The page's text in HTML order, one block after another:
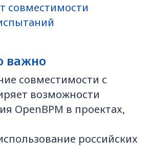
совместимости
важно
совместимости с
возможности
OpenBPM в проектах,
российских